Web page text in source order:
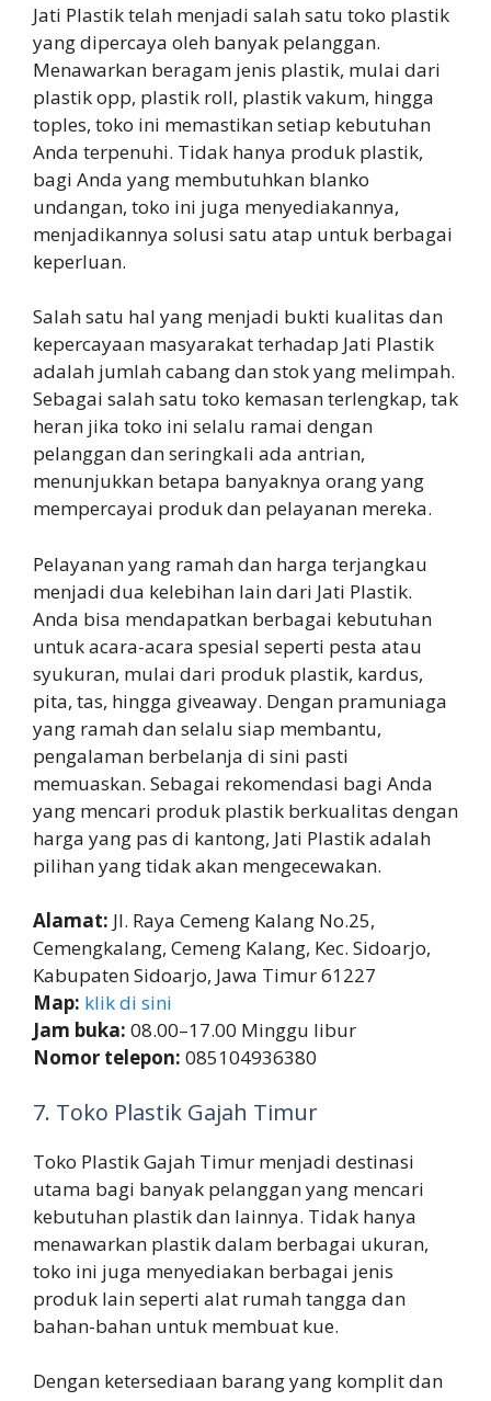
Jati Plastik telah menjadi salah satu toko plastik
yang dipercaya oleh banyak pelanggan.
Menawarkan beragam jenis plastik, mulai dari
plastik opp, plastik roll, plastik vakum, hingga
toples, toko ini memastikan setiap kebutuhan
Anda terpenuhi. Tidak hanya produk plastik,
bagi Anda yang membutuhkan blanko
undangan, toko ini juga menyediakannya,
menjadikannya solusi satu atap untuk berbagai
keperluan.
Salah satu hal yang menjadi bukti kualitas dan
kepercayaan masyarakat terhadap Jati Plastik
adalah jumlah cabang dan stok yang melimpah.
Sebagai salah satu toko kemasan terlengkap, tak
heran jika toko ini selalu ramai dengan
pelanggan dan seringkali ada antrian,
menunjukkan betapa banyaknya orang yang
mempercayai produk dan pelayanan mereka.
Pelayanan yang ramah dan harga terjangkau
menjadi dua kelebihan lain dari Jati Plastik.
Anda bisa mendapatkan berbagai kebutuhan
untuk acara-acara spesial seperti pesta atau
syukuran, mulai dari produk plastik, kardus,
pita, tas, hingga giveaway. Dengan pramuniaga
yang ramah dan selalu siap membantu,
pengalaman berbelanja di sini pasti
memuaskan. Sebagai rekomendasi bagi Anda
yang mencari produk plastik berkualitas dengan
harga yang pas di kantong, Jati Plastik adalah
pilihan yang tidak akan mengecewakan.
Alamat: Jl. Raya Cemeng Kalang No.25,
Cemengkalang, Cemeng Kalang, Kec. Sidoarjo,
Kabupaten Sidoarjo, Jawa Timur 61227
Map: klik di sini
Jam buka: 08.00–17.00 Minggu libur
Nomor telepon: 085104936380
7. Toko Plastik Gajah Timur
Toko Plastik Gajah Timur menjadi destinasi
utama bagi banyak pelanggan yang mencari
kebutuhan plastik dan lainnya. Tidak hanya
menawarkan plastik dalam berbagai ukuran,
toko ini juga menyediakan berbagai jenis
produk lain seperti alat rumah tangga dan
bahan-bahan untuk membuat kue.
Dengan ketersediaan barang yang komplit dan